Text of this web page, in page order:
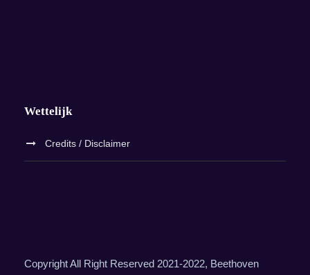
Wettelijk
Credits / Disclaimer
Copyright All Right Reserved 2021-2022, Beethoven